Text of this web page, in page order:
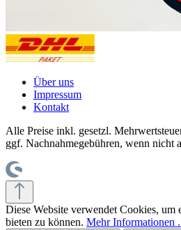
Über uns
Impressum
Kontakt
Alle Preise inkl. gesetzl.
ggf. Nachnahmegebühren, wenn nicht
Diese Website verwendet Cookies, um
bieten zu können. Mehr Informationen